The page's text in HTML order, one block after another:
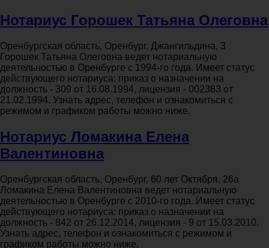
Нотариус Горошек Татьяна Олеговна
Оренбургская область, Оренбург, Джангильдина, 3
Горошек Татьяна Олеговна ведет нотариальную
деятельностью в Оренбурге с 1994-го года. Имеет статус
действующего нотариуса: приказ о назначении на
должность - 309 от 16.08.1994, лицензия - 002383 от
21.02.1994. Узнать адрес, телефон и ознакомиться с
режимом и графиком работы можно ниже.
Нотариус Ломакина Елена
Валентиновна
Оренбургская область, Оренбург, 60 лет Октября, 26а
Ломакина Елена Валентиновна ведет нотариальную
деятельностью в Оренбурге с 2010-го года. Имеет статус
действующего нотариуса: приказ о назначении на
должность - 842 от 26.12.2014, лицензия - 9 от 15.03.2010.
Узнать адрес, телефон и ознакомиться с режимом и
графиком работы можно ниже.